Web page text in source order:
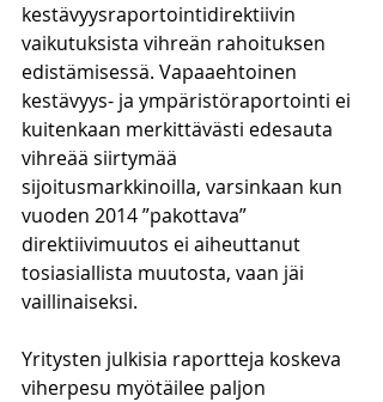
kestävyysraportointidirektiivin
vaikutuksista vihreän rahoituksen
edistämisessä. Vapaaehtoinen
kestävyys- ja ympäristöraportointi ei
kuitenkaan merkittävästi edesauta
vihreää siirtymää
sijoitusmarkkinoilla, varsinkaan kun
vuoden 2014 ”pakottava”
direktiivimuutos ei aiheuttanut
tosiasiallista muutosta, vaan jäi
vaillinaiseksi.
Yritysten julkisia raportteja koskeva
viherpesu myötäilee paljon